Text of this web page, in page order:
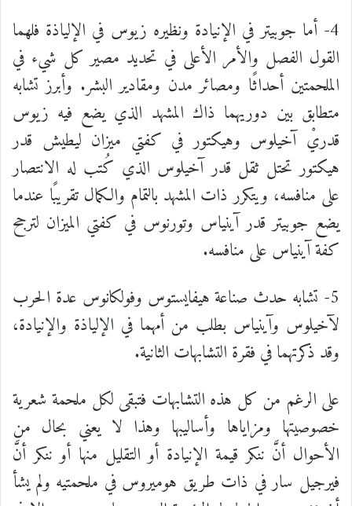
4- أما جوبيتر في الإنيادة ونظيره زيوس في الإلياذة فلهما
القول الفصل والأمر الأعلى في تحديد مصير كل شيء في
الملحمتين أحداثًا ومصائر مدن ومقادير البشر. وأبرز تشابه
متطابق بين دوريهما ذاك المشهد الذي يضع فيه زيوس
قدريْ آخيلوس وهيكتور في كفتي ميزان ليطيش قدر
هيكتور تحتل ثقل قدر آخيلوس الذي كُتب له الانتصار
على منافسه، ويتكرر ذات المشهد بالتمام والكمال تقريبًا عندما
يضع جوبيتر قدر آينياس وتورنوس في كفتي الميزان لترجح
كفة آينياس على منافسه.
5- تشابه حدث صناعة هيفايستوس وفولكانوس عدة الحرب
لآخيلوس وآينياس بطلب من أمهما في الإلياذة والإنيادة،
وقد ذكرتهما في فقرة التشابهات الثانية.
على الرغم من كل هذه التشابهات فتبقى لكل ملحمة شعرية
خصوصيتها ومزاياها وأساليبها وهذا لا يعني بحال من
الأحوال أنَّ ننكر قيمة الإنيادة أو التقليل منها أو ننكر أنَّ
فيرجيل سار في ذات طريق هوميروس في ملحمتيه ولم يشأ